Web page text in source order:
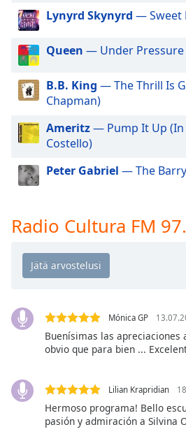
dialog
Escape
cancel
and
window.
Text
Opacity
Color
Caption
Area
Background
Lynyrd Skynyrd — Sweet
Queen — Under Pressure
B.B. King — The Thrill Is
Chapman)
Ameritz— Pump It Up (In
Costello)
Peter Gabriel — The
Radio Cultura FM
Mónica GP
Buenísimas las apreciaciones
obvio que para bien ...
Lilian Krapridian
Hermoso programa! Bello
pasión y admiración a Silvina